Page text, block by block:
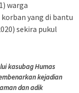
warga
yang di bantu
sekira pukul
kasubag Humas
kejadian
dan adik